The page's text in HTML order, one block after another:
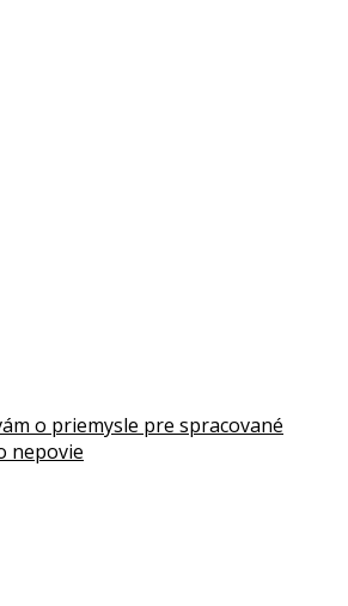
o priemysle pre spracované
nepovie